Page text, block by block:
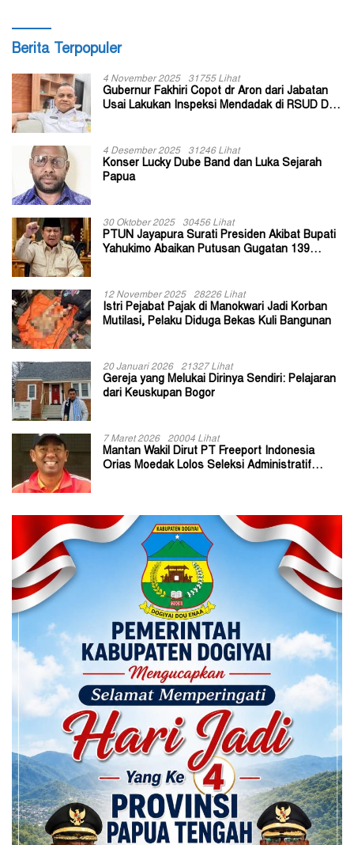
Berita Terpopuler
4 November 2025 31755 Lihat
Gubernur Fakhiri Copot dr Aron dari Jabatan
Usai Lakukan Inspeksi Mendadak di RSUD Dok
4 Desember 2025 31246 Lihat
Konser Lucky Dube Band dan Luka Sejarah
Papua
30 Oktober 2025 30456 Lihat
PTUN Jayapura Surati Presiden Akibat Bupati
Yahukimo Abaikan Putusan Gugatan 139
12 November 2025 28226 Lihat
Istri Pejabat Pajak di Manokwari Jadi Korban
Mutilasi, Pelaku Diduga Bekas Kuli Bangunan
20 Januari 2026 21327 Lihat
Gereja yang Melukai Dirinya Sendiri: Pelajaran
dari Keuskupan Bogor
7 Maret 2026 20004 Lihat
Mantan Wakil Dirut PT Freeport Indonesia
Orias Moedak Lolos Seleksi Administratif